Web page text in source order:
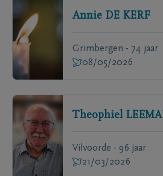
Annie DE KERF
Grimbergen - 74 jaar
08/05/2026
Theophiel
Vilvoorde - 96 jaar
21/03/2026